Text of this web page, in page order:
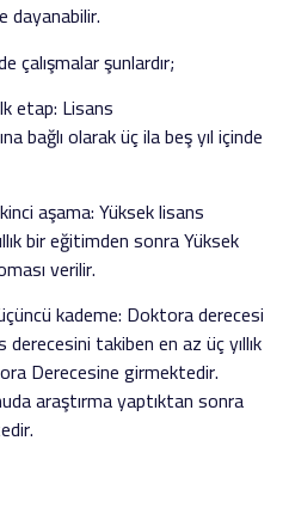
dayanabilir.
çalışmalar şunlardır;
etap: Lisans
bağlı olarak üç ila beş yıl içinde
aşama: Yüksek lisans
bir eğitimden sonra Yüksek
verilir.
kademe: Doktora derecesi
takiben en az üç yıllık
Derecesine girmektedir.
araştırma yaptıktan sonra